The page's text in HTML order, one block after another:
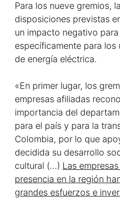
Para los nueve gremios,
disposiciones previstas
un impacto negativo
específicamente para los
de energía eléctrica.
«En primer lugar, los
empresas afiliadas
importancia del
para el país y para la
Colombia, por lo que
decidida su desarrollo
cultural (…) Las
presencia en la región
grandes esfuerzos e